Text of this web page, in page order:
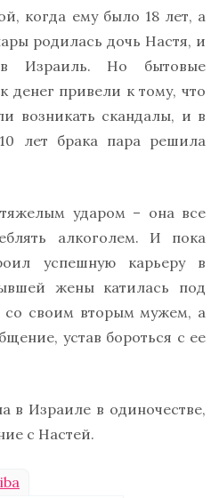
когда ему было 18 лет, а
родилась дочь Настя, и
Израиль. Но бытовые
денег привели к тому, что
возникать скандалы, и в
лет брака пара решила
ударом – она все
алкоголем. И пока
успешную карьеру в
жены катилась под
со своим вторым мужем, а
устав бороться с ее
в Израиле в одиночестве,
с Настей.